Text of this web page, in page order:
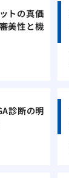
トの真価
美性と機
診断の明